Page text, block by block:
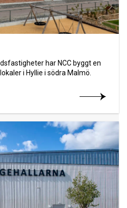
har NCC byggt en
i Hyllie i södra Malmö.